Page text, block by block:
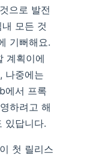
으로 발전
모든 것
기뻐해요.
계획이에
나중에는
에서 프록
하려고 해
있답니다.
첫 릴리스